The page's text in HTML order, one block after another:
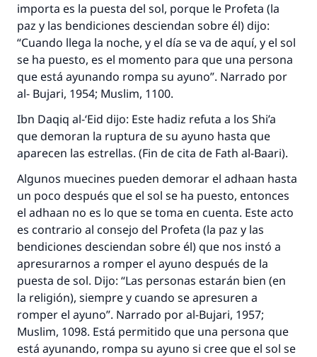
importa es la puesta del sol, porque le Profeta (la
paz y las bendiciones desciendan sobre él) dijo:
“Cuando llega la noche, y el día se va de aquí, y el sol
se ha puesto, es el momento para que una persona
que está ayunando rompa su ayuno”. Narrado por
al- Bujari, 1954; Muslim, 1100.
Ibn Daqiq al-‘Eid dijo: Este hadiz refuta a los Shi’a
que demoran la ruptura de su ayuno hasta que
aparecen las estrellas. (Fin de cita de Fath al-Baari).
Algunos muecines pueden demorar el adhaan hasta
un poco después que el sol se ha puesto, entonces
el adhaan no es lo que se toma en cuenta. Este acto
es contrario al consejo del Profeta (la paz y las
bendiciones desciendan sobre él) que nos instó a
apresurarnos a romper el ayuno después de la
puesta de sol. Dijo: “Las personas estarán bien (en
la religión), siempre y cuando se apresuren a
romper el ayuno”. Narrado por al-Bujari, 1957;
Muslim, 1098. Está permitido que una persona que
está ayunando, rompa su ayuno si cree que el sol se